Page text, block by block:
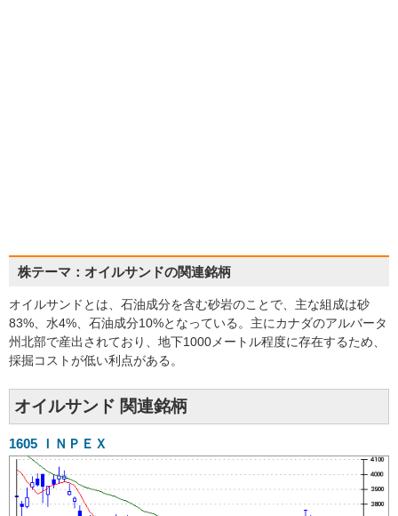
株テーマ：オイルサンドの関連銘柄
オイルサンドとは、石油成分を含む砂岩のことで、主な組成は砂
83%、水4%、石油成分10%となっている。主にカナダのアルバータ
州北部で産出されており、地下1000メートル程度に存在するため、
採掘コストが低い利点がある。
オイルサンド 関連銘柄
1605 ＩＮＰＥＸ